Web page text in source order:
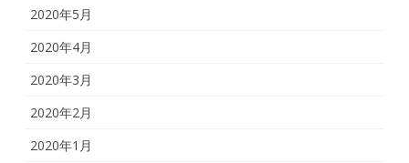
2020年5月
2020年4月
2020年3月
2020年2月
2020年1月